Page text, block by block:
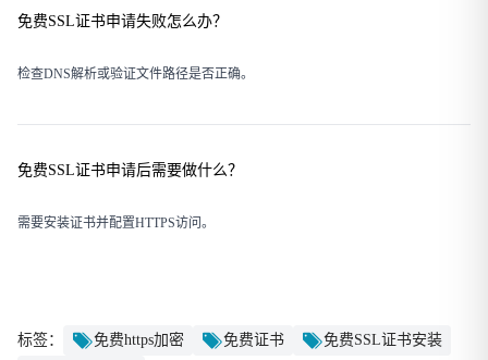
免费SSL证书申请失败怎么办？
检查DNS解析或验证文件路径是否正确。
免费SSL证书申请后需要做什么？
需要安装证书并配置HTTPS访问。
标签： 免费https加密 免费证书
免费SSL证书安装